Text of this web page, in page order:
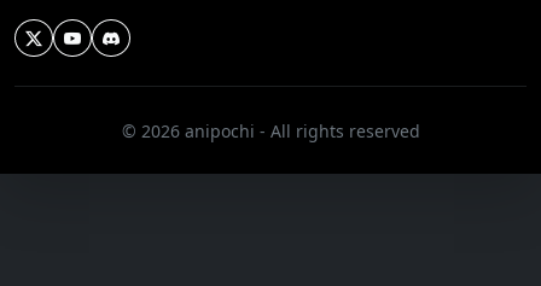
© 2026 anipochi - All rights reserved